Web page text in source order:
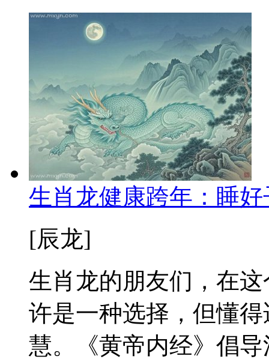
生肖龙健康跨年：睡
[辰龙]
生肖龙的朋友们，在
许是一种选择，但懂
慧。《黄帝内经》倡